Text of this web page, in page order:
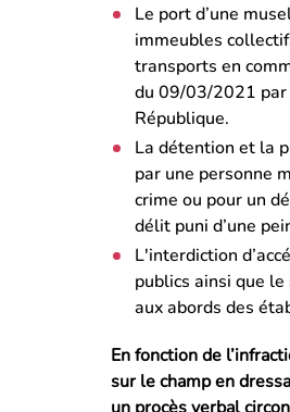
Le port d’une
immeubles
transports en
du 09/03/2021 par
République.
La détention et la
par une personne
crime ou pour un
délit puni d’une
L'interdiction
publics ainsi que
aux abords des
En fonction de
sur le champ en